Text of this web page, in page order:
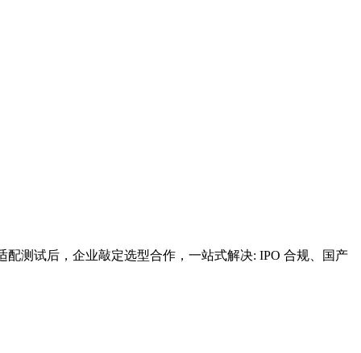
测试后，企业敲定选型合作，一站式解决: IPO 合规、国产